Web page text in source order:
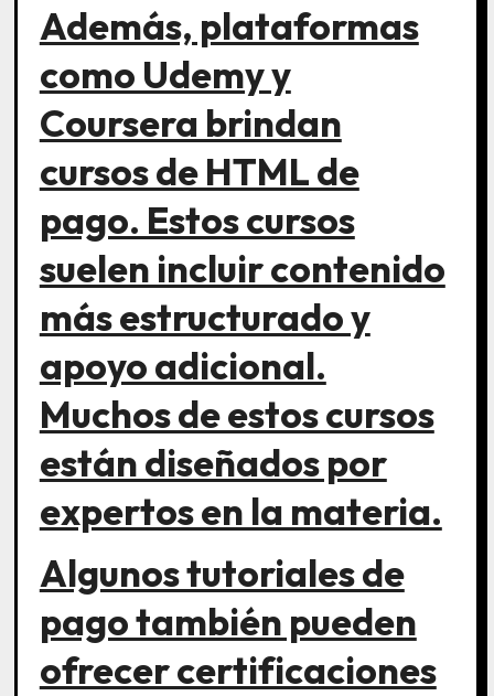
Además, plataformas
como Udemy y
Coursera brindan
cursos de HTML de
pago. Estos cursos
suelen incluir contenido
más estructurado y
apoyo adicional.
Muchos de estos cursos
están diseñados por
expertos en la materia.
Algunos tutoriales de
pago también pueden
ofrecer certificaciones